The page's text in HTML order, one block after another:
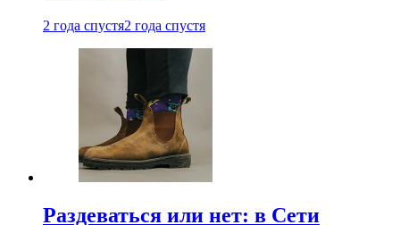
2 года спустя2 года спустя
Раздеваться или нет: в Сети